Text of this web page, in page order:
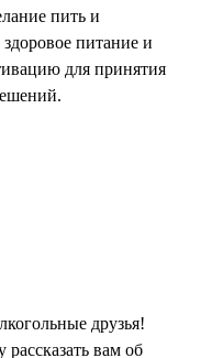
пить и
питание и
для принятия
друзья!
рассказать вам об